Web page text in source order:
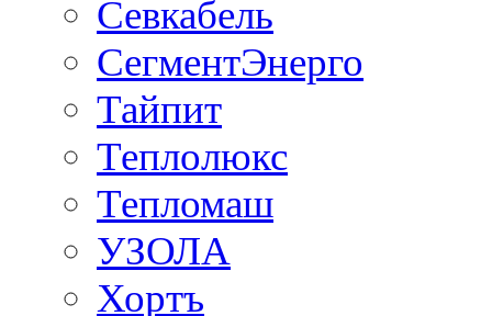
Севкабель
СегментЭнерго
Тайпит
Теплолюкс
Тепломаш
УЗОЛА
Хортъ